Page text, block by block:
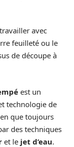
avec
feuilleté ou le
de découpe à
est un
technologie de
que toujours
des techniques
et le jet d’eau.